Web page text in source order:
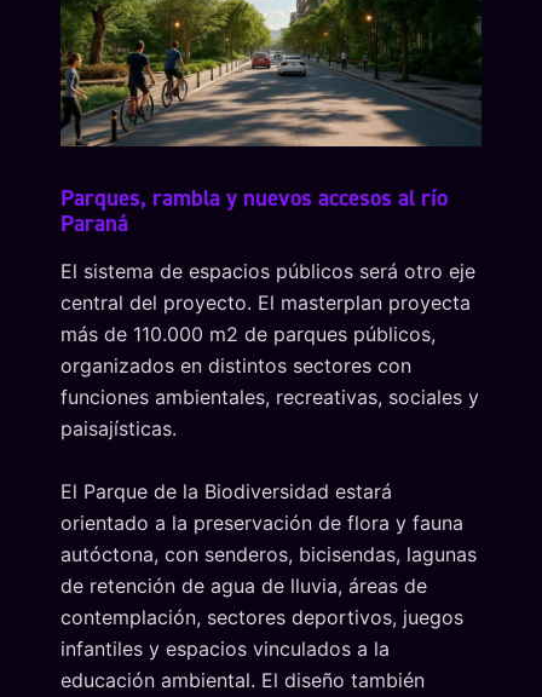
Parques, rambla y nuevos accesos al río
Paraná
El sistema de espacios públicos será otro eje
central del proyecto. El masterplan proyecta
más de 110.000 m2 de parques públicos,
organizados en distintos sectores con
funciones ambientales, recreativas, sociales y
paisajísticas.
El Parque de la Biodiversidad estará
orientado a la preservación de flora y fauna
autóctona, con senderos, bicisendas, lagunas
de retención de agua de lluvia, áreas de
contemplación, sectores deportivos, juegos
infantiles y espacios vinculados a la
educación ambiental. El diseño también